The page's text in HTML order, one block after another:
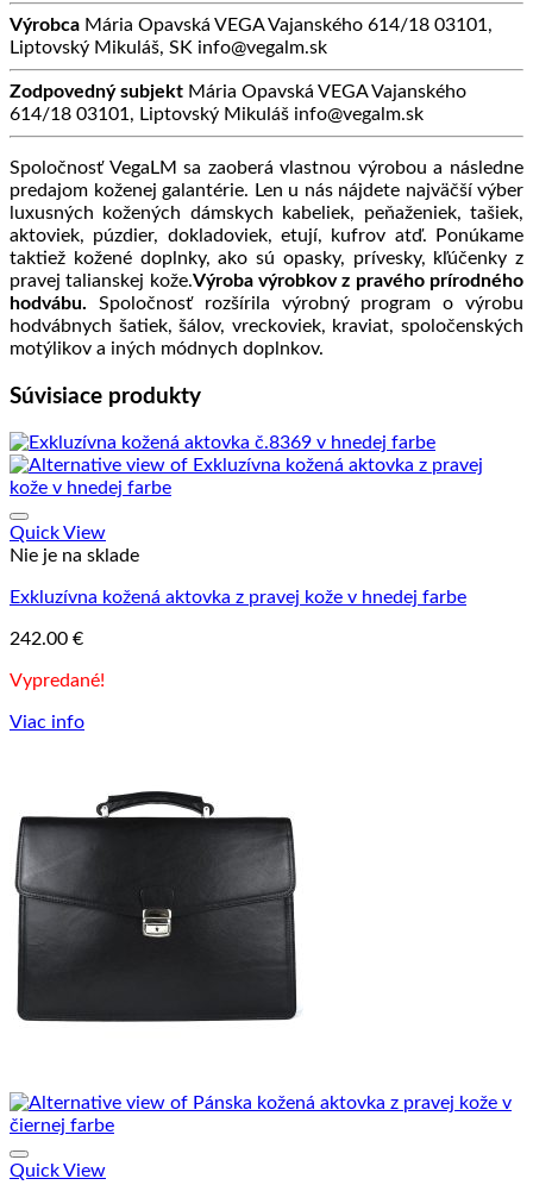
Výrobca Mária Opavská VEGA Vajanského 614/18 03101,
Liptovský Mikuláš, SK info@vegalm.sk
Zodpovedný subjekt Mária Opavská VEGA Vajanského
614/18 03101, Liptovský Mikuláš info@vegalm.sk
Spoločnosť VegaLM sa zaoberá vlastnou výrobou a následne
predajom koženej galantérie. Len u nás nájdete najväčší výber
luxusných kožených dámskych kabeliek, peňaženiek, tašiek,
aktoviek, púzdier, dokladoviek, etují, kufrov atď. Ponúkame
taktiež kožené doplnky, ako sú opasky, prívesky, kľúčenky z
pravej talianskej kože.Výroba výrobkov z pravého prírodného
hodvábu. Spoločnosť rozšírila výrobný program o výrobu
hodvábnych šatiek, šálov, vreckoviek, kraviat, spoločenských
motýlikov a iných módnych doplnkov.
Súvisiace produkty
Quick View
Nie je na sklade
Exkluzívna kožená aktovka z pravej kože v hnedej farbe
242.00 €
Vypredané!
Viac info
Quick View